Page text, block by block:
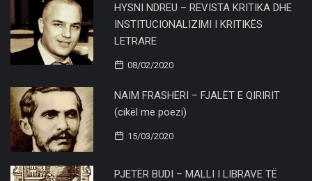
HYSNI NDREU – REVISTA KRITIKA DHE
INSTITUCIONALIZIMI I KRITIKËS
LETRARE
08/02/2020
NAIM FRASHËRI – FJALËT E QIRIRIT
(cikël me poezi)
15/03/2020
PJETËR BUDI – MALLI I LIBRAVE TË